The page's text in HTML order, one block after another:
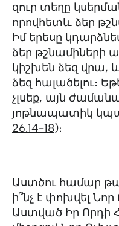
զուր տեղը
որովհետև ձեր
Իմ երեսը
ձեր թշնամիների
կիշխեն ձեզ վրա,
ձեզ հալածելու։
չլսեք, այն
յոթնապատիկ
26.14-18)։
Աստծու համար
ի՞նչ է փոխվել
Աստված Իր Որդի